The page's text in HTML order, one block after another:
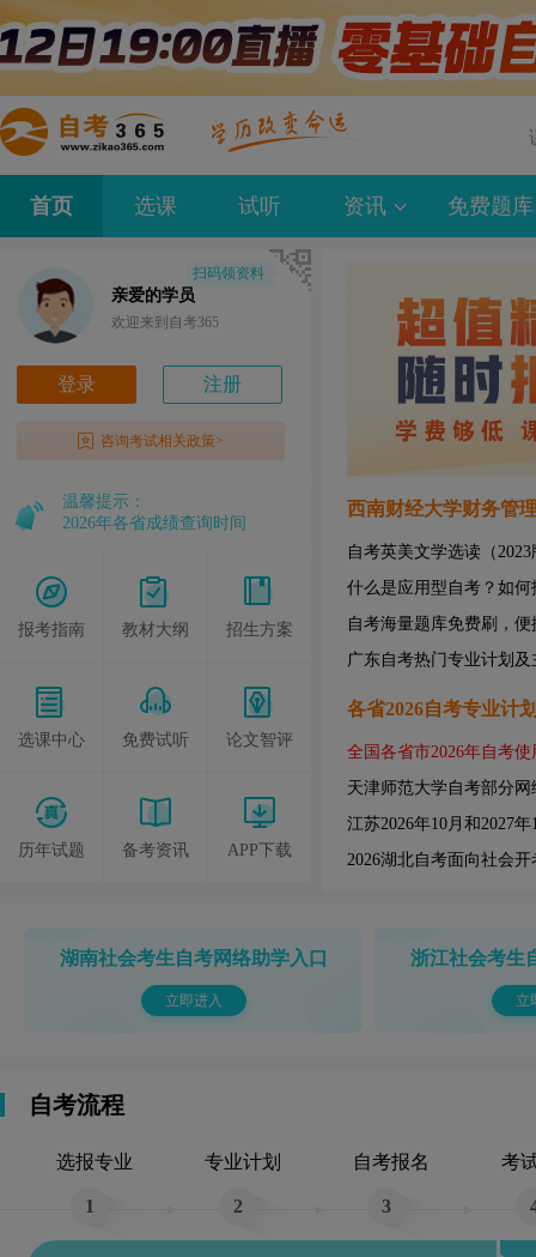
首页 选课 试听 资讯 免费题库
扫码领资料
亲爱的学员
欢迎来到自考365
登录 注册
咨询考试相关政策>
温馨提示：
2026年各省成绩查询时间
报考指南 教材大纲 招生方案
选课中心 免费试听 论文智评
历年试题 备考资讯 APP下载
西南财经大学财务管
自考英美文学选读（
什么是应用型自考？如
自考海量题库免费刷，
广东自考热门专业计划
各省2026自考专业计
全国各省市2026年自考
天津师范大学自考部分
江苏2026年10月和2027
2026湖北自考面向社会
湖南社会考生自考网络助学入口
立即进入
浙江社会考生
立
自考流程
选报专业
1
专业计划
2
自考报名
3
考